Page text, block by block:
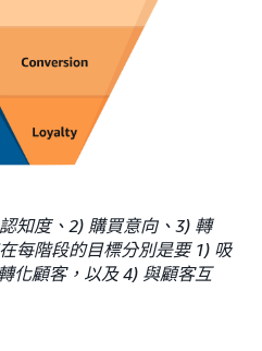
知度、2) 購買意向、3) 轉
每階段的目標分別是要 1) 吸
化顧客，以及 4) 與顧客互